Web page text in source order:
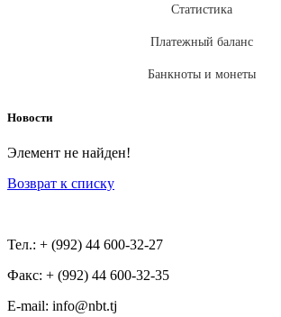
Статистика
Платежный баланс
Банкноты и монеты
Новости
Элемент не найден!
Возврат к списку
Тел.: + (992) 44 600-32-27
Факс: + (992) 44 600-32-35
Е-mail: info@nbt.tj